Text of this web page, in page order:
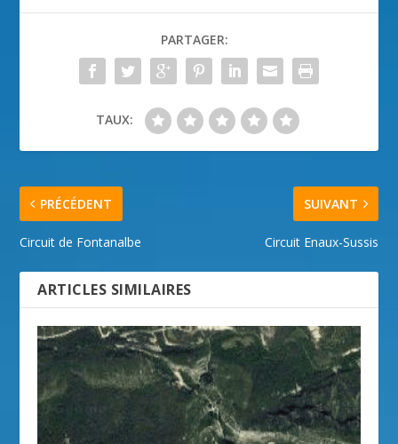
PARTAGER:
TAUX:
PRÉCÉDENT
Circuit de Fontanalbe
SUIVANT
Circuit Enaux-Sussis
ARTICLES SIMILAIRES